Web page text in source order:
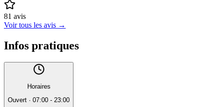
81 avis
Voir tous les avis →
Infos pratiques
Horaires
Ouvert · 07:00 - 23:00